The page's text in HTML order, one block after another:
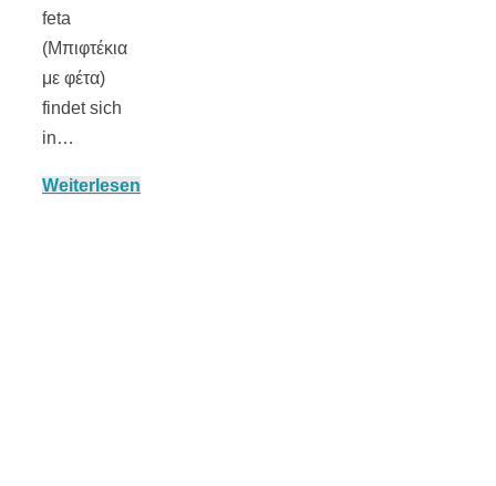
feta
(Μπιφτέκια
με φέτα)
findet sich
in…
Weiterlesen